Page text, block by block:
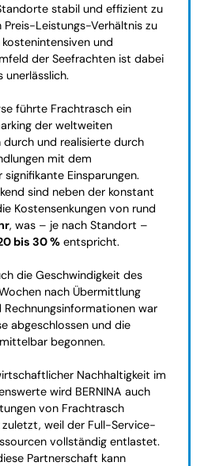
stabil und effizient zu
Leistungs-Verhältnis zu
und
der Seefrachten ist dabei
unerlässlich.
führte Frachtrasch ein
der weltweiten
und realisierte durch
mit dem
Einsparungen.
sind neben der konstant
Kostensenkungen von rund
, was – je nach Standort –
bis 30 % entspricht.
die Geschwindigkeit des
nach Übermittlung
war
abgeschlossen und die
begonnen.
Nachhaltigkeit im
wird BERNINA auch
von Frachtrasch
weil der Full-Service-
vollständig entlastet.
Partnerschaft kann